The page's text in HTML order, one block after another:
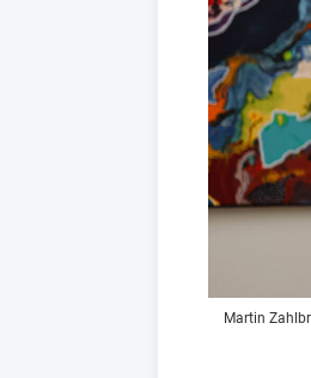
Martin